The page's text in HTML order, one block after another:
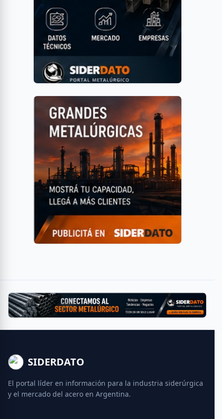
SIDERDATO
El portal líder en información para la industria siderúrgica
y el mercado del acero en Argentina.